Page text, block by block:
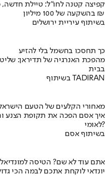
קפיצה קטנה לחו"ל: טיילת חדשה,
בהשקעה של 100 מיליון ₪
בשיתוף עיריית ירושלים
כך תחסכו בחשמל בלי להזיע
מהפכת האנרגיה של תדיראן:
בבית
בשיתוף TADIRAN
מאחורי הקלעים של הטעם
לאומי?
בשיתוף אסם
אתם עוד לא שם? הטיסה
יונדאי לוקחת אתכם לבמה הכי